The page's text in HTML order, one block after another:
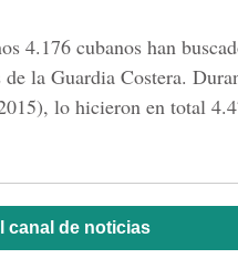
4.176 cubanos han
de la Guardia Costera.
lo hicieron en total
canal de noticias